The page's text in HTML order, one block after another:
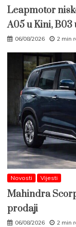
Leapmotor
A05 u Kini, B03
06/08/2026 2 min
Novosti Vijesti
Mahindra
prodaji
06/08/2026 2 min